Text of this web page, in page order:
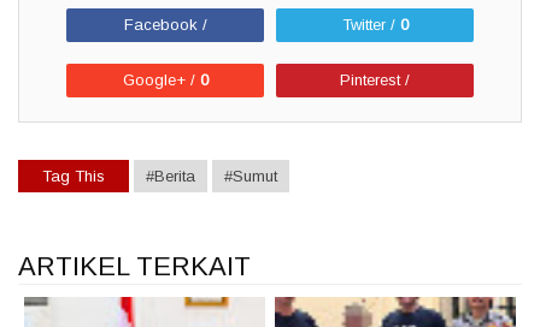
Facebook / Twitter / 0
Google+ / 0 Pinterest /
Tag This #Berita #Sumut
ARTIKEL TERKAIT